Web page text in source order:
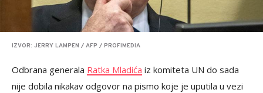
IZVOR: JERRY LAMPEN / AFP / PROFIMEDIA
Odbrana generala Ratka Mladića iz komiteta UN do sada
nije dobila nikakav odgovor na pismo koje je uputila u vezi